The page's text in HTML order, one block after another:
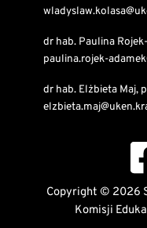
dr hab. Paulina
paulina.rojek-
dr hab. Elżbieta Maj,
Copyright © 2026
Komisji